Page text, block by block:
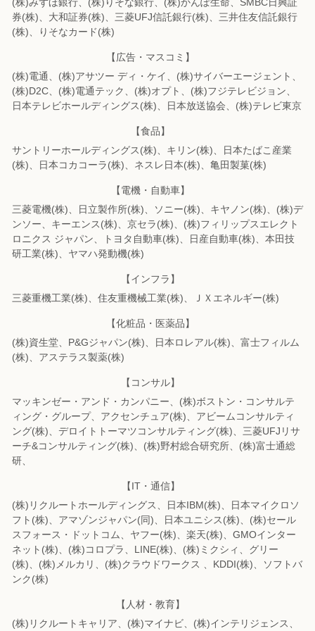
券(株)、 大和証券(株)、三菱UFJ信託銀行(株)、三井住友信託銀行
(株)、りそなカード(株)
【広告・マスコミ】
(株)電通、(株)アサツー ディ・ケイ、(株)サイバーエージェント、
(株)D2C、 (株)電通テック、(株)オプト、(株)フジテレビジョン、
日本テレビホールディングス(株)、
日本放送協会、(株)テレビ東京
【食品】
サントリーホールディングス(株)、キリン(株)、日本たばこ産業
(株)、
日本コカコーラ(株)、ネスレ日本(株)、亀田製菓(株)
【電機・自動車】
三菱電機(株)、日立製作所(株)、ソニー(株)、キヤノン(株)、(株)デ
ンソー、 キーエンス(株)、京セラ(株)、(株)フィリップスエレクト
ロニクス ジャパン、
トヨタ自動車(株)、日産自動車(株)、本田技
研工業(株)、ヤマハ発動機(株)
【インフラ】
三菱重機工業(株)、住友重機械工業(株)、ＪＸエネルギー(株)
【化粧品・医薬品】
(株)資生堂、P&Gジャパン(株)、日本ロレアル(株)、富士フィルム
(株)、 アステラス製薬(株)
【コンサル】
マッキンゼー・アンド・カンパニー、(株)ボストン・コンサルテ
ィング・グループ、 アクセンチュア(株)、アビームコンサルティ
ング(株)、 デロイトトーマツコンサルティング(株)、三菱UFJリサ
ーチ&コンサルティング(株)、 (株)野村総合研究所、(株)富士通総
研、
【IT・通信】
(株)リクルートホールディングス、日本IBM(株)、日本マイクロソ
フト(株)、 アマゾンジャパン(同)、日本ユニシス(株)、(株)セール
スフォース・ドットコム、 ヤフー(株)、楽天(株)、GMOインター
ネット(株)、(株)コロプラ、LINE(株)、 (株)ミクシィ、グリー
(株)、(株)メルカリ、(株)クラウドワークス 、KDDI(株)、
ソフトバ
ンク(株)
【人材・教育】
(株)リクルートキャリア、(株)マイナビ、(株)インテリジェンス、